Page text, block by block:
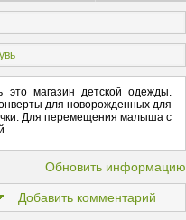
магазин детской одежды.
для новорожденных для
Для перемещения малыша с
Обновить информацию
Добавить комментарий